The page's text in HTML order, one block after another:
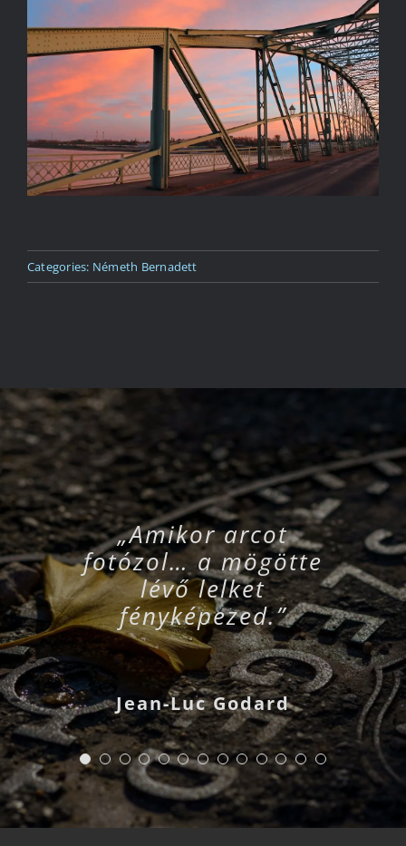
Történetünk
Kapcsolat
Categories: Németh Bernadett
„Amikor arcot
fotózol… a mögötte
lévő lelket
fényképezed.”
Jean-Luc Godard